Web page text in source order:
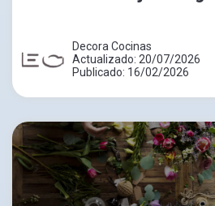
Decora Cocinas
Actualizado: 20/07/2026
Publicado: 16/02/2026